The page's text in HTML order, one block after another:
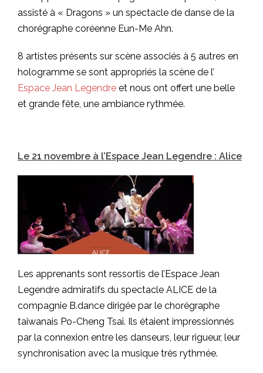
assisté à « Dragons » un spectacle de danse de la
chorégraphe coréenne Eun-Me Ahn.
8 artistes présents sur scène associés à 5 autres en
hologramme se sont appropriés la scène de l’
Espace Jean Legendre et nous ont offert une belle
et grande fête, une ambiance rythmée.
Le 21 novembre à l’Espace Jean Legendre : Alice
Les apprenants sont ressortis de l’Espace Jean
Legendre admiratifs du spectacle ALICE de la
compagnie B.dance dirigée par le chorégraphe
taiwanais Po-Cheng Tsai. Ils étaient impressionnés
par la connexion entre les danseurs, leur rigueur, leur
synchronisation avec la musique très rythmée.